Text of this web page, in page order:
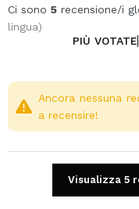
Ci sono 5 recensione/i
lingua)
PIÙ VOTATE
Ancora nessuna
a recensire!
Visualizza 5